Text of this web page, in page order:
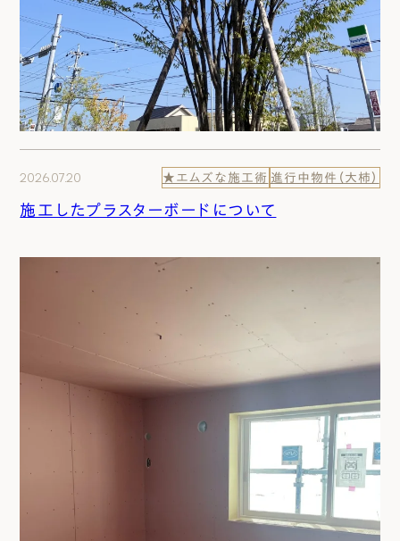
2026.07.20 ★エムズな施工術 進行中物件（大柿）
施工したプラスターボードについて